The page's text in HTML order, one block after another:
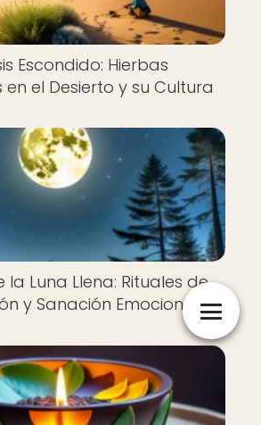
Escondido: Hierbas
en el Desierto y su Cultura
la Luna Llena: Rituales de
y Sanación Emocional